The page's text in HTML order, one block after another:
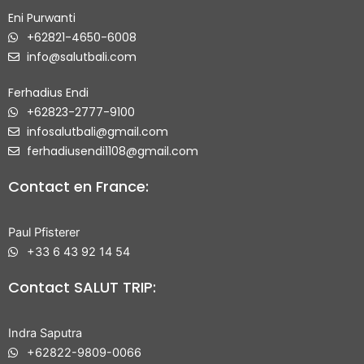
Eni Purwanti
+62821-4650-6008
info@salutbali.com
Ferhadius Endi
+62823-2777-9100
infosalutbali@gmail.com
ferhadiusendi1108@gmail.com
Contact en France:
Paul Pfisterer
+33 6 43 92 14 54
Contact SALUT TRIP:
Indra Saputra
+62822-9809-0066